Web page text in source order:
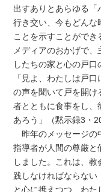
出すありとあらゆる「
行き交い、今もどんな
ことを示すことができ
メディアのおかげで
したちの家と心の戸口
「見よ、わたしは戸
の声を聞いて戸を開け
者とともに食事をし、
あろう」（黙示録3・
昨年のメッセージの
指導者が人間の尊厳と
しました。これは、
践しなければならな
と心に携えつつ、わ